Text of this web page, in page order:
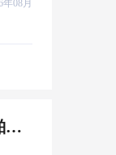
年08月
无限航区 湖北贝海船舶管理有限公司 电机员 8月中旬上船